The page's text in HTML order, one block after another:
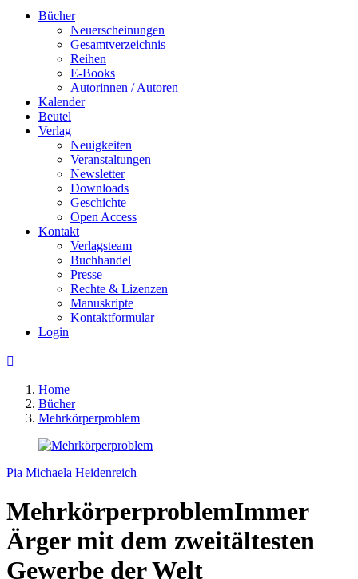
Bücher
Neuerscheinungen
Gesamtverzeichnis
Reihen
E-Books
Autorinnen / Autoren
Kalender
Beutel
Verlag
Neuigkeiten
Veranstaltungen
Newsletter
Downloads
Geschichte
Open Access
Kontakt
Verlagsteam
Buchhandel
Presse
Rechte & Lizenzen
Manuskripte
Kontaktformular
Login

Home
Bücher
Mehrkörperproblem
Pia Michaela Heidenreich
MehrkörperproblemImmer
Ärger mit dem zweitältesten
Gewerbe der Welt